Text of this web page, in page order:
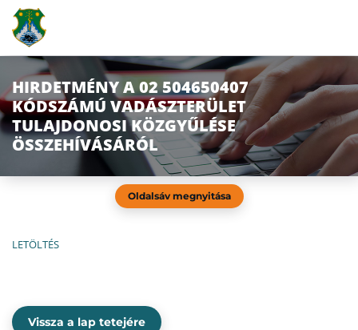
HIRDETMÉNY A 02 504650407
KÓDSZÁMÚ VADÁSZTERÜLET
TULAJDONOSI KÖZGYŰLÉSE
ÖSSZEHÍVÁSÁRÓL
Oldalsáv megnyitása
LETÖLTÉS
Vissza a lap tetejére